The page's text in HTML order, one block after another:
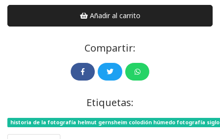
Añadir al carrito
Compartir:
Etiquetas:
historia de la fotografía helmut gernsheim colodión húmedo fotografía